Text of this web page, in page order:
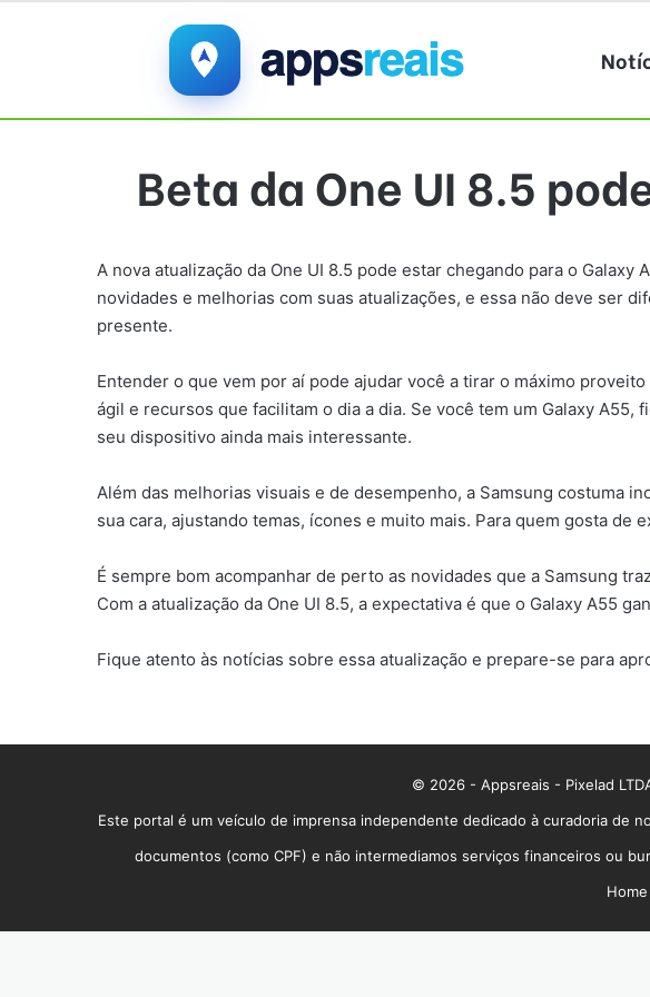
Beta da One UI 8.5
A nova atualização da One UI 8.5 pode estar chegando para o
novidades e melhorias com suas atualizações, e essa não deve ser
presente.
Entender o que vem por aí pode ajudar você a tirar o máximo
ágil e recursos que facilitam o dia a dia. Se você tem um Galaxy
seu dispositivo ainda mais interessante.
Além das melhorias visuais e de desempenho, a Samsung costuma
sua cara, ajustando temas, ícones e muito mais. Para quem gosta
É sempre bom acompanhar de perto as novidades que a Samsung
Com a atualização da One UI 8.5, a expectativa é que o Galaxy A55
Fique atento às notícias sobre essa atualização e prepare-se para
© 2026 - Appsreais - Pixelad
Este portal é um veículo de imprensa independente dedicado à curadoria de
documentos (como CPF) e não intermediamos serviços financeiros ou
Home